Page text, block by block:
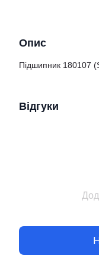
Опис
Підшипник 180107
Відгуки